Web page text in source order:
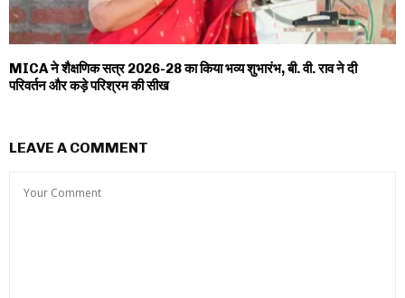
MICA ने शैक्षणिक सत्र 2026-28 का किया भव्य शुभारंभ, बी. वी. राव ने दी
परिवर्तन और कड़े परिश्रम की सीख
LEAVE A COMMENT